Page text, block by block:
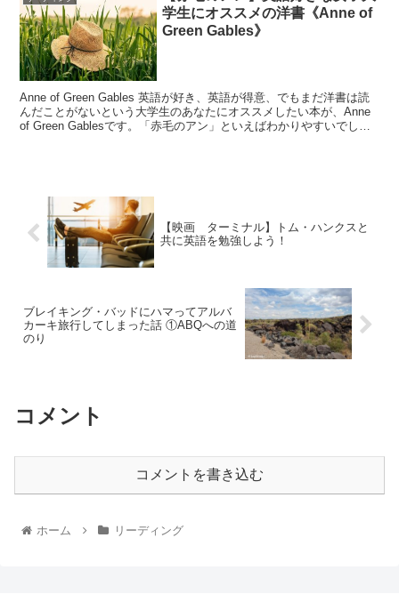
学生にオススメの洋書《Anne of
Green Gables》
Anne of Green Gables 英語が好き、英語が得意、でもまだ洋書は読
んだことがないという大学生のあなたにオススメしたい本が、Anne
of Green Gablesです。「赤毛のアン」といえばわかりやすいでしょ
【映画 ターミナル】トム・ハンクスと
共に英語を勉強しよう！
ブレイキング・バッドにハマってアルバ
カーキ旅行してしまった話 ①ABQへの道
のり
コメント
コメントを書き込む
ホーム リーディング